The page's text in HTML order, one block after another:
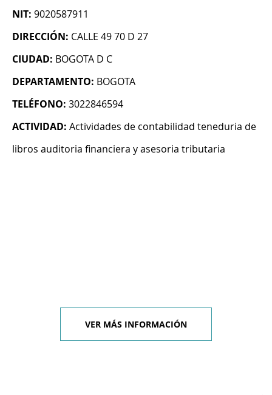
NIT: 9020587911
DIRECCIÓN: CALLE 49 70 D 27
CIUDAD: BOGOTA D C
DEPARTAMENTO: BOGOTA
TELÉFONO: 3022846594
ACTIVIDAD: Actividades de contabilidad teneduria de
libros auditoria financiera y asesoria tributaria
VER MÁS INFORMACIÓN